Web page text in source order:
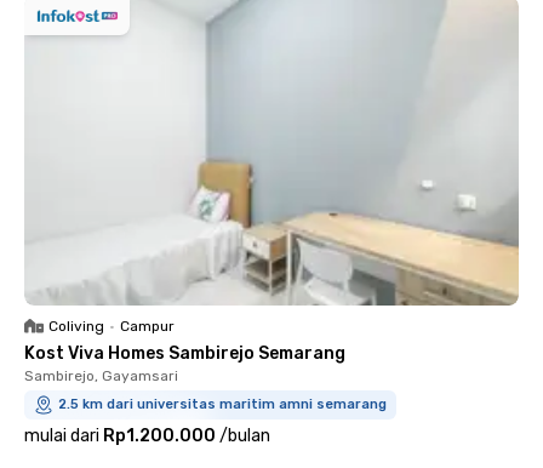
Coliving • Campur
Kost Viva Homes Sambirejo Semarang
Sambirejo, Gayamsari
2.5 km dari universitas maritim amni semarang
mulai dari Rp1.200.000 /bulan